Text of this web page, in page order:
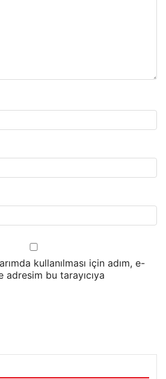
kullanılması için adım, e-
bu tarayıcıya